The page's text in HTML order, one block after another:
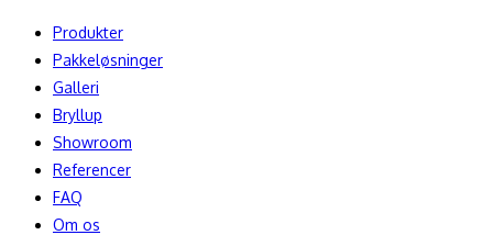
Produkter
Pakkeløsninger
Galleri
Bryllup
Showroom
Referencer
FAQ
Om os